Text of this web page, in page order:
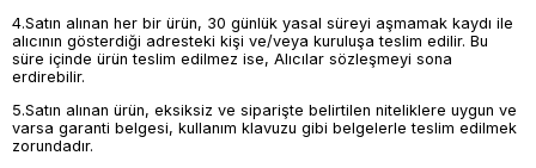
4.Satın alınan her bir ürün, 30 günlük yasal süreyi aşmamak kaydı ile
alıcının gösterdiği adresteki kişi ve/veya kuruluşa teslim edilir. Bu
süre içinde ürün teslim edilmez ise, Alıcılar sözleşmeyi sona
erdirebilir.
5.Satın alınan ürün, eksiksiz ve siparişte belirtilen niteliklere uygun ve
varsa garanti belgesi, kullanım klavuzu gibi belgelerle teslim edilmek
zorundadır.